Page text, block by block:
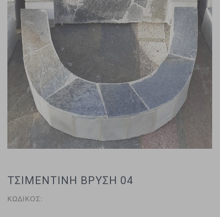
ΤΣΙΜΕΝΤΙΝΗ ΒΡΥΣΗ 04
ΚΩΔΙΚΟΣ: